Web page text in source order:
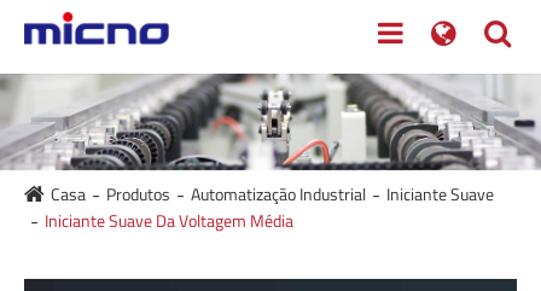
Casa Produtos Automatização Industrial
Iniciante Suave
Iniciante Suave Da Voltagem Média